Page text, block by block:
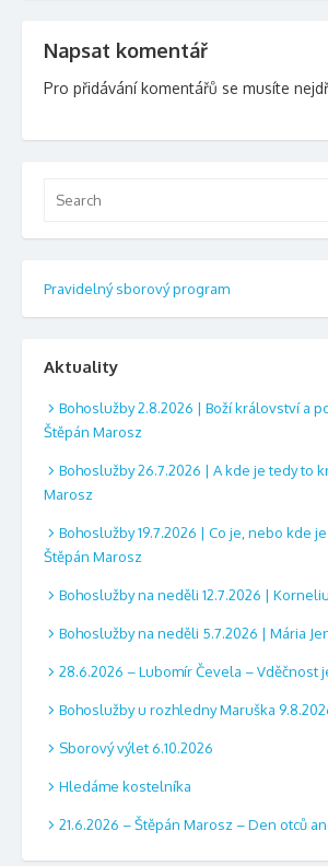
Napsat komentář
Pro přidávání komentářů se musíte
Pravidelný sborový program
Aktuality
Bohoslužby 2.8.2026 | Boží království a
Štěpán Marosz
Bohoslužby 26.7.2026 | A kde je tedy to
Marosz
Bohoslužby 19.7.2026 | Co je, nebo kde
Štěpán Marosz
Bohoslužby na neděli 12.7.2026 |
Bohoslužby na neděli 5.7.2026 | Mária
28.6.2026 – Lubomír Čevela – Vděčnost
Bohoslužby u rozhledny Maruška
Sborový výlet 6.10.2026
Hledáme kostelníka
21.6.2026 – Štěpán Marosz – Den otců